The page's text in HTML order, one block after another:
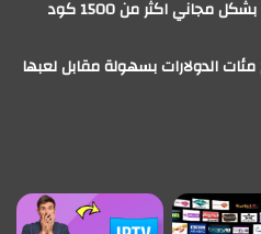
لربح مئات الدولارات بسهولة مقابل لعبها